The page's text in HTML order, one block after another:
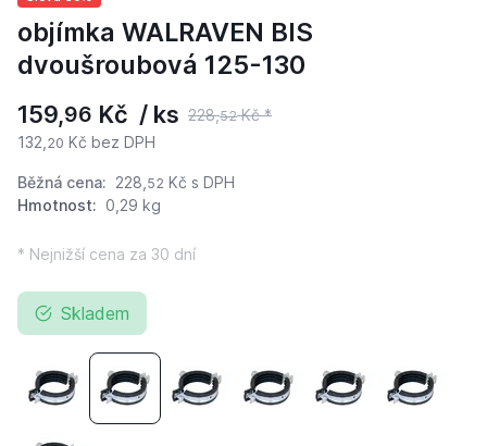
objímka WALRAVEN BIS
dvoušroubová 125-130
159,96 Kč / ks 228,52Kč *
132, 20 Kč bez DPH
Běžná cena: 228, 52 Kč s DPH
Hmotnost: 0,29 kg
* Nejnižší cena za 30 dní
Skladem
objímka WALRAVEN BIS dvoušroubová 75-79
objímka WALRAVEN BIS dvoušroubová 125-130
objímka WALRAVEN BIS
objímka WALRAVEN BIS
objímka objímka